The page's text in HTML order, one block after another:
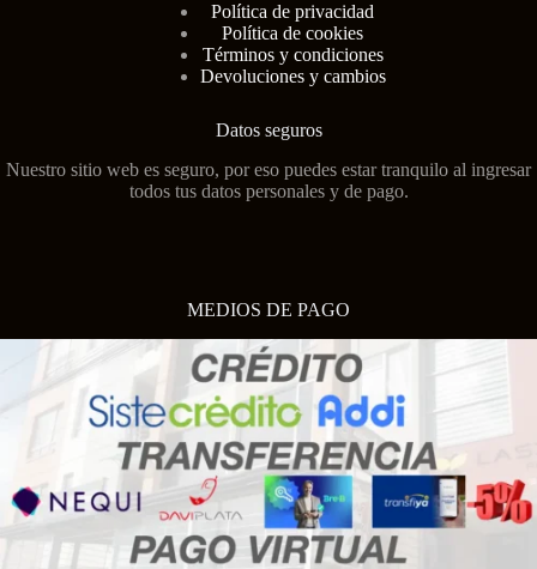
Política de privacidad
Política de cookies
Términos y condiciones
Devoluciones y cambios
Datos seguros
Nuestro sitio web es seguro, por eso puedes estar tranquilo al ingresar
todos tus datos personales y de pago.
MEDIOS DE PAGO